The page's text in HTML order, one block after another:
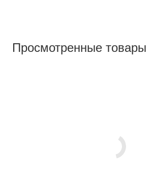
Просмотренные товары